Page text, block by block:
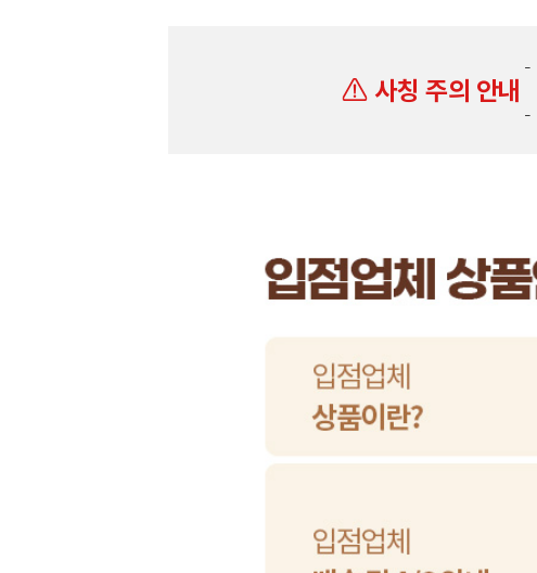
사칭 주의 안내